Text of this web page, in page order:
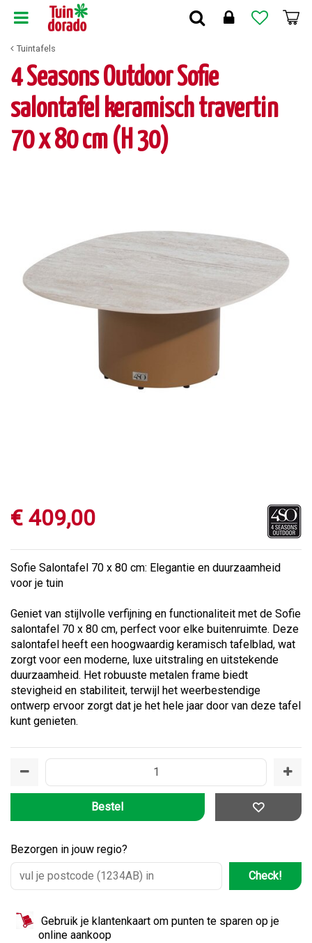
Tuintafels
4 Seasons Outdoor Sofie
salontafel keramisch travertin
70 x 80 cm (H 30)
€ 409,00
Sofie Salontafel 70 x 80 cm: Elegantie en duurzaamheid
voor je tuin
Geniet van stijlvolle verfijning en functionaliteit met de Sofie
salontafel 70 x 80 cm, perfect voor elke buitenruimte. Deze
salontafel heeft een hoogwaardig keramisch tafelblad, wat
zorgt voor een moderne, luxe uitstraling en uitstekende
duurzaamheid. Het robuuste metalen frame biedt
stevigheid en stabiliteit, terwijl het weerbestendige
ontwerp ervoor zorgt dat je het hele jaar door van deze tafel
kunt genieten.
Bezorgen in jouw regio?
Check!
Gebruik je klantenkaart om punten te sparen op je
online aankoop